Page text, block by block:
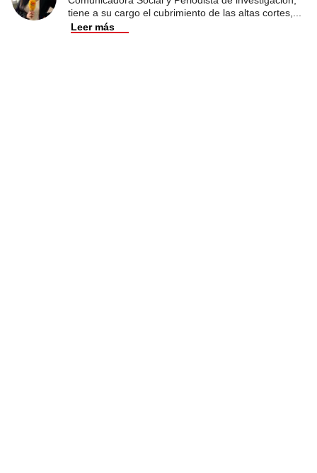
tiene a su cargo el cubrimiento de las altas cortes,
Leer más